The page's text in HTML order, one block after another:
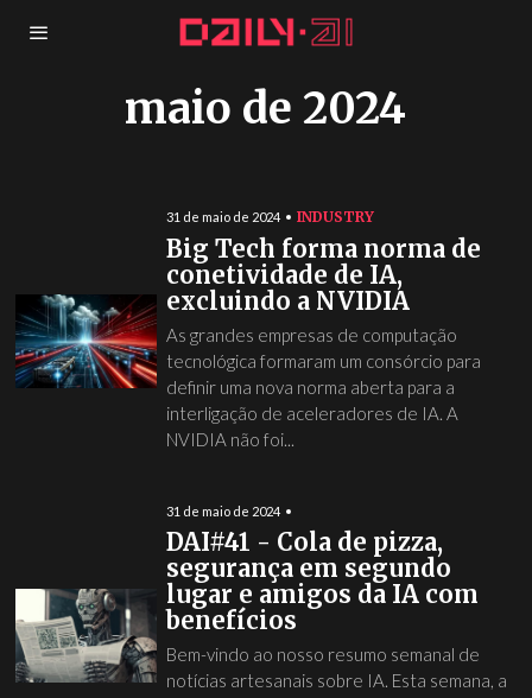
maio de 2024
31 de maio de 2024 INDUSTRY
Big Tech forma norma de
conetividade de IA,
excluindo a NVIDIA
As grandes empresas de computação
tecnológica formaram um consórcio para
definir uma nova norma aberta para a
interligação de aceleradores de IA. A
NVIDIA não foi...
31 de maio de 2024
DAI#41 - Cola de pizza,
segurança em segundo
lugar e amigos da IA com
benefícios
Bem-vindo ao nosso resumo semanal de
notícias artesanais sobre IA. Esta semana, a